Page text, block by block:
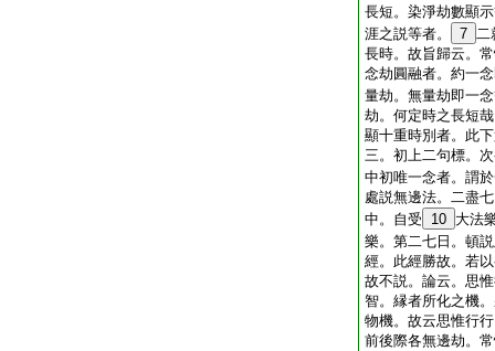
長短。染淨劫數顯
涯之説等者。
7 二
長時。故旨歸云。
念劫圓融者。約一
量劫。無量劫即一
劫。何定時之長短
顯十重時別者。此
三。初上二句標。
中初唯一念者。謂
處説無邊法。二盡
中。自受
10 大法
樂。第二七日。頓
經。此經勝故。若
故不説。論云。思
智。縁者所化之機
物機。故云思惟行
前後際各無邊劫。